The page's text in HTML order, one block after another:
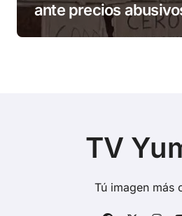
ante precios
TV
Tú imagen más